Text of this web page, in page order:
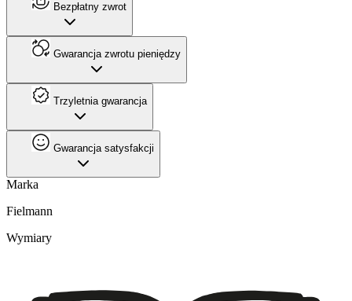
Bezpłatny zwrot
Gwarancja zwrotu pieniędzy
Trzyletnia gwarancja
Gwarancja satysfakcji
Marka
Fielmann
Wymiary